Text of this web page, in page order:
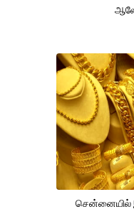
சென்னையில்